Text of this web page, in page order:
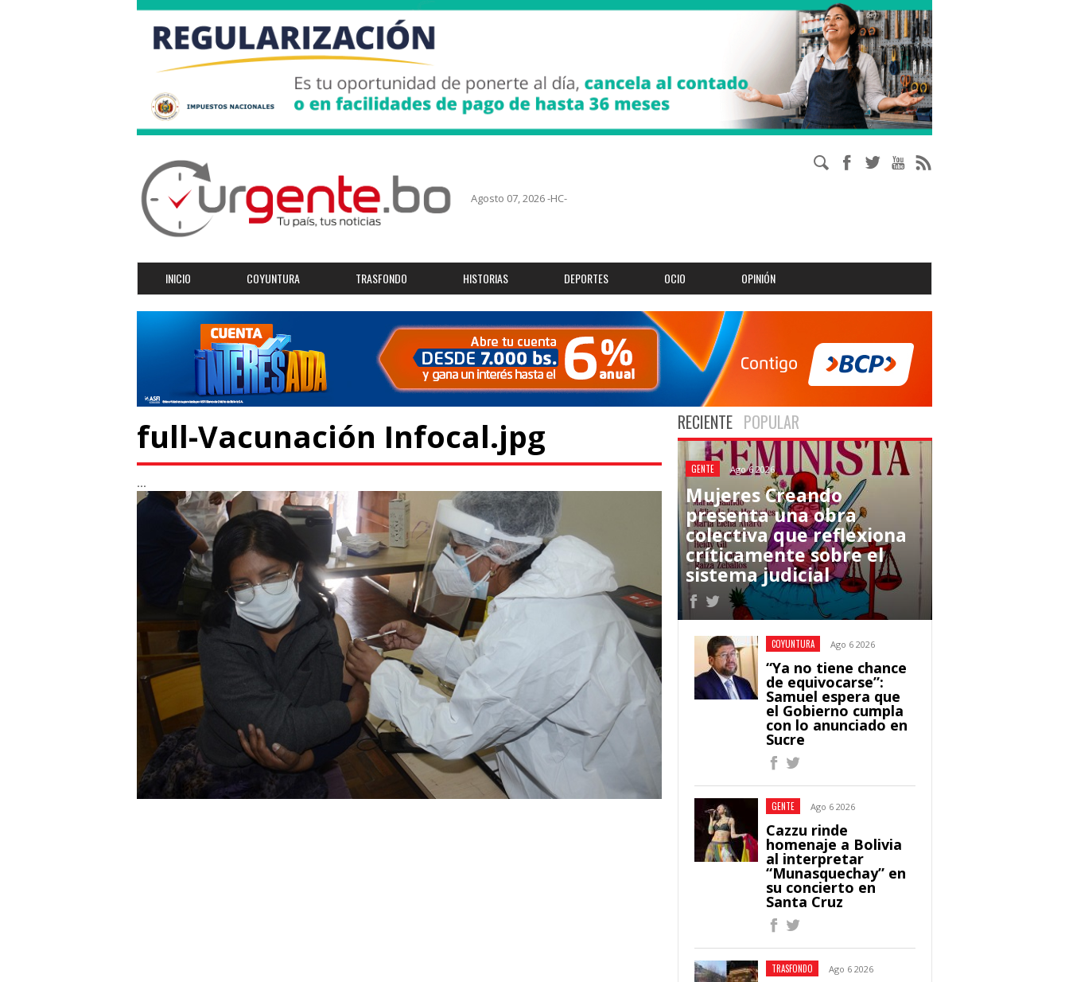
Agosto 07, 2026 -HC-
INICIO COYUNTURA TRASFONDO HISTORIAS DEPORTES OCIO OPINIÓN
full-Vacunación Infocal.jpg
...
RECIENTE POPULAR
GENTE Ago 6 2026
Mujeres Creando
presenta una obra
colectiva que reflexiona
críticamente sobre el
sistema judicial
COYUNTURA Ago 6 2026
“Ya no tiene chance
de equivocarse”:
Samuel espera que
el Gobierno cumpla
con lo anunciado en
Sucre
GENTE Ago 6 2026
Cazzu rinde
homenaje a Bolivia
al interpretar
“Munasquechay” en
su concierto en
Santa Cruz
TRASFONDO Ago 6 2026